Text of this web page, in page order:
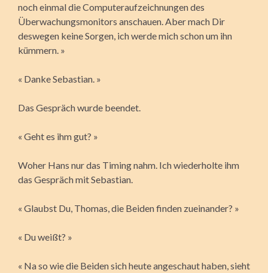
noch einmal die Computeraufzeichnungen des
Überwachungsmonitors anschauen. Aber mach Dir
deswegen keine Sorgen, ich werde mich schon um ihn
kümmern. »
« Danke Sebastian. »
Das Gespräch wurde beendet.
« Geht es ihm gut? »
Woher Hans nur das Timing nahm. Ich wiederholte ihm
das Gespräch mit Sebastian.
« Glaubst Du, Thomas, die Beiden finden zueinander? »
« Du weißt? »
« Na so wie die Beiden sich heute angeschaut haben, sieht